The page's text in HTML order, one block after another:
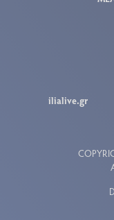
ilialive.gr